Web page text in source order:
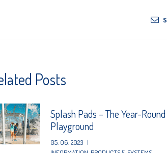
Posts
Splash Pads – The Year-Round
Playground
05. 06. 2023 |